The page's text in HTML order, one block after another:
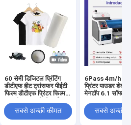
60 सेमी डिजिटल प्रिंटिंग
डीटीएफ हीट ट्रांसफर पीईटी
फिल्म डीटीएफ प्रिंटर फिल्म
प्रिंटिंग डीटीएफ पेपर पीईटी
फिल्म
सबसे अच्छी कीमत
6Pass 4m/h
प्रिंटर पाउडर
मेनटॉप 6.1
सबसे अच्छी